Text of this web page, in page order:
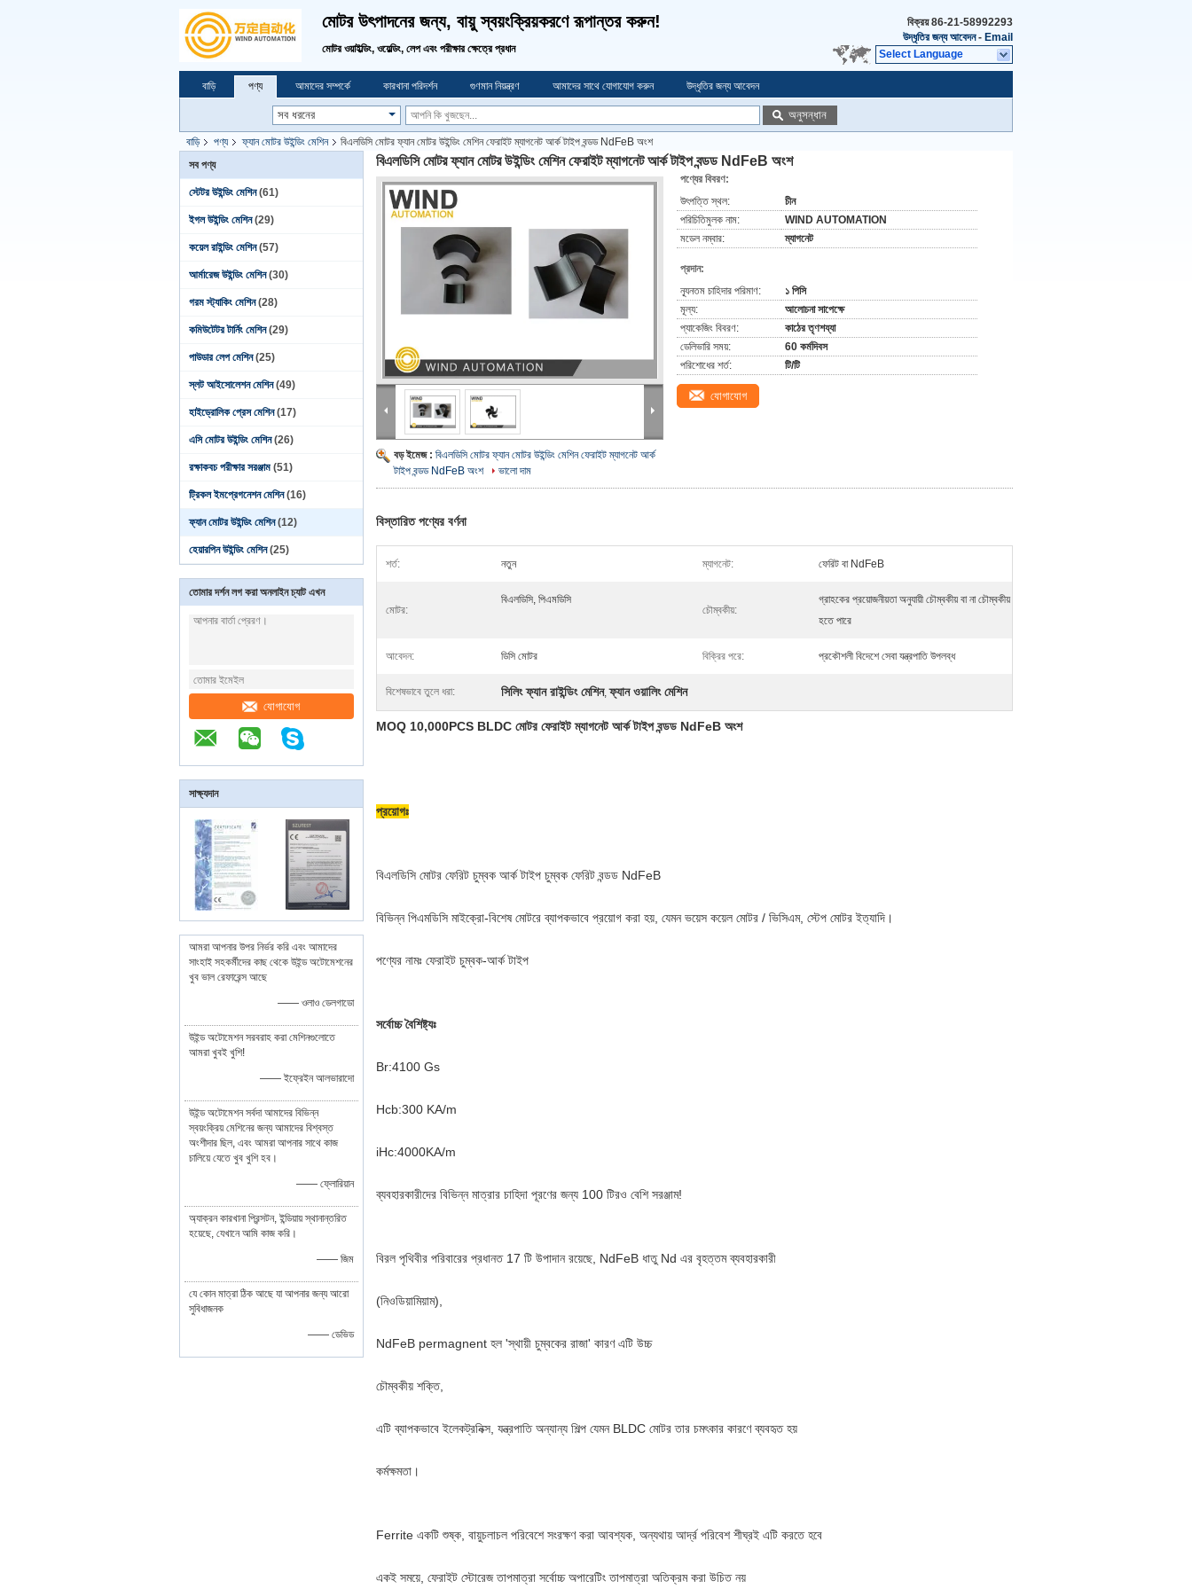
মোটর উৎপাদনের জন্য, বায়ু স্বয়ংক্রিয়করণে রূপান্তর করুন!
মোটর ওয়াইল্ডিং, ওয়েল্ডিং, লেপ এবং পরীক্ষার ক্ষেত্রে প্রধান
বিক্রয়86-21-58992293
উদ্ধৃতির জন্য আবেদন- Email
Select Language
বাড়ি পণ্য আমাদের সম্পর্কে কারখানা পরিদর্শন গুণমান নিয়ন্ত্রণ আমাদের সাথে যোগাযোগ করুন উদ্ধৃতির জন্য আবেদন
অনুসন্ধান
বাড়ি পণ্য ফ্যান মোটর উইন্ডিং মেশিন
বিএলডিসি মোটর ফ্যান মোটর উইন্ডিং মেশিন ফেরাইট ম্যাগনেট আর্ক টাইপ বন্ডড NdFeB অংশ
সব পণ্য
স্টেটর উইন্ডিং মেশিন (61)
ইগল উইন্ডিং মেশিন (29)
কয়েল রাইন্ডিং মেশিন (57)
আর্মারেজ উইন্ডিং মেশিন (30)
গরম স্ট্যাকিং মেশিন (28)
কমিউটেটর টার্নিং মেশিন (29)
পাউডার লেপ মেশিন (25)
স্লট আইসোলেশন মেশিন (49)
হাইড্রোলিক প্রেস মেশিন (17)
এসি মোটর উইন্ডিং মেশিন (26)
রক্ষাকবচ পরীক্ষার সরঞ্জাম (51)
ট্রিকল ইমপ্রেগনেশন মেশিন (16)
ফ্যান মোটর উইন্ডিং মেশিন (12)
হেয়ারপিন উইন্ডিং মেশিন (25)
তোমার দর্শন লগ করা অনলাইন চ্যাট এখন
যোগাযোগ
সাক্ষ্যদান
আমরা আপনার উপর নির্ভর করি এবং আমাদের
সাংহাই সহকর্মীদের কাছ থেকে উইন্ড অটোমেশনের
খুব ভাল রেফারেন্স আছে
—— ওলাও ডেলগাডো
উইন্ড অটোমেশন সরবরাহ করা মেশিনগুলোতে
আমরা খুবই খুশি!
—— ইফ্রেইন আলভারাদো
উইন্ড অটোমেশন সর্বদা আমাদের বিভিন্ন
স্বয়ংক্রিয় মেশিনের জন্য আমাদের বিশ্বস্ত
অংশীদার ছিল, এবং আমরা আপনার সাথে কাজ
চালিয়ে যেতে খুব খুশি হব।
—— ফ্লোরিয়ান
অ্যাক্রন কারখানা প্রিন্সটন, ইন্ডিয়ায় স্থানান্তরিত
হয়েছে, যেখানে আমি কাজ করি।
—— জিম
যে কোন মাত্রা ঠিক আছে যা আপনার জন্য আরো
সুবিধাজনক
—— ডেভিড
বিএলডিসি মোটর ফ্যান মোটর উইন্ডিং মেশিন ফেরাইট ম্যাগনেট আর্ক টাইপ বন্ডড NdFeB অংশ
বড় ইমেজ : বিএলডিসি মোটর ফ্যান মোটর উইন্ডিং মেশিন ফেরাইট ম্যাগনেট আর্ক
টাইপ বন্ডড NdFeB অংশ
ভালো দাম
পণ্যের বিবরণ:
উৎপত্তি স্থল:
চীন
পরিচিতিমুলক নাম:
WIND AUTOMATION
মডেল নম্বার:
ম্যাগনেট
প্রদান:
ন্যূনতম চাহিদার পরিমাণ:
১ পিসি
মূল্য:
আলোচনা সাপেক্ষে
প্যাকেজিং বিবরণ:
কাঠের তৃণশয্যা
ডেলিভারি সময়:
60 কর্মদিবস
পরিশোধের শর্ত:
টি/টি
যোগাযোগ
বিস্তারিত পণ্যের বর্ণনা
শর্ত: নতুন ম্যাগনেট: ফেরিট বা NdFeB
মোটর:
বিএলডিসি, পিএমডিসি
চৌম্বকীয়:
গ্রাহকের প্রয়োজনীয়তা অনুযায়ী চৌম্বকীয় বা না চৌম্বকীয়
হতে পারে
আবেদন: ডিসি মোটর বিক্রির পরে: প্রকৌশলী বিদেশে সেবা যন্ত্রপাতি উপলব্ধ
বিশেষভাবে তুলে ধরা: সিলিং ফ্যান রাইন্ডিং মেশিন,ফ্যান ওয়ালিং মেশিন
MOQ 10,000PCS BLDC মোটর ফেরাইট ম্যাগনেট আর্ক টাইপ বন্ডড NdFeB অংশ
প্রয়োগঃ
বিএলডিসি মোটর ফেরিট চুম্বক আর্ক টাইপ চুম্বক ফেরিট বন্ডড NdFeB
বিভিন্ন পিএমডিসি মাইক্রো-বিশেষ মোটরে ব্যাপকভাবে প্রয়োগ করা হয়, যেমন ভয়েস কয়েল মোটর / ভিসিএম, স্টেপ মোটর ইত্যাদি।
পণ্যের নামঃ ফেরাইট চুম্বক-আর্ক টাইপ
সর্বোচ্চ বৈশিষ্ট্যঃ
Br:4100 Gs
Hcb:300 KA/m
iHc:4000KA/m
ব্যবহারকারীদের বিভিন্ন মাত্রার চাহিদা পূরণের জন্য 100 টিরও বেশি সরঞ্জাম!
বিরল পৃথিবীর পরিবারের প্রধানত 17 টি উপাদান রয়েছে, NdFeB ধাতু Nd এর বৃহত্তম ব্যবহারকারী
(নিওডিয়ামিয়াম),
NdFeB permagnent হল 'স্থায়ী চুম্বকের রাজা' কারণ এটি উচ্চ
চৌম্বকীয় শক্তি,
এটি ব্যাপকভাবে ইলেকট্রনিক্স, যন্ত্রপাতি অন্যান্য শিল্প যেমন BLDC মোটর তার চমৎকার কারণে ব্যবহৃত হয়
কর্মক্ষমতা।
Ferrite একটি শুষ্ক, বায়ুচলাচল পরিবেশে সংরক্ষণ করা আবশ্যক, অন্যথায় আর্দ্র পরিবেশ শীঘ্রই এটি করতে হবে
একই সময়ে, ফেরাইট স্টোরেজ তাপমাত্রা সর্বোচ্চ অপারেটিং তাপমাত্রা অতিক্রম করা উচিত নয়